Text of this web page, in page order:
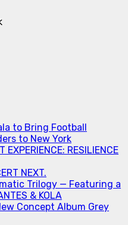
to Bring Football
to New York
EXPERIENCE: RESILIENCE
NEXT.
Trilogy — Featuring a
& KOLA
Concept Album Grey